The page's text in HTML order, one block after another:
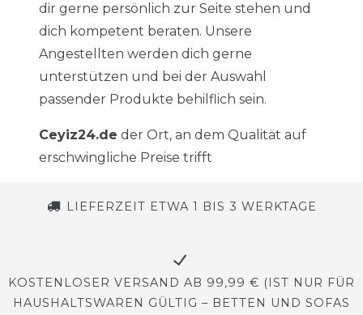
dir gerne persönlich zur Seite stehen und
dich kompetent beraten. Unsere
Angestellten werden dich gerne
unterstützen und bei der Auswahl
passender Produkte behilflich sein.
Ceyiz24.de der Ort, an dem Qualität auf
erschwingliche Preise trifft
LIEFERZEIT ETWA 1 BIS 3 WERKTAGE
KOSTENLOSER VERSAND AB 99,99 € (IST NUR FÜR
HAUSHALTSWAREN GÜLTIG – BETTEN UND SOFAS